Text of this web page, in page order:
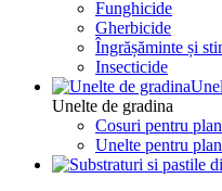
Funghicide
Gherbicide
Îngrășăminte și
Insecticide
Unelte de gradina
Cosuri pentru
Unelte pentru